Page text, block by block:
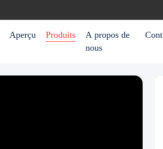
Aperçu Produits
A propos de
nous